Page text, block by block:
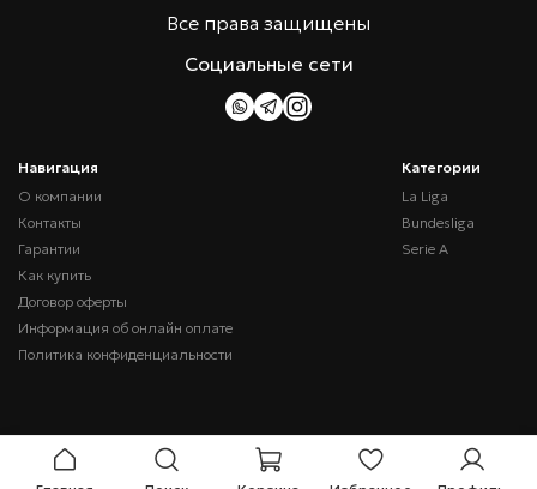
Все права защищены
Навигация
О компании
Контакты
Гарантии
Как купить
Договор оферты
Информация об онлайн оплате
Политика конфиденциальности
Категории
La Liga
Bundesliga
Serie A
Социальные сети